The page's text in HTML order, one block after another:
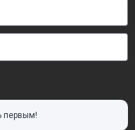
первым!